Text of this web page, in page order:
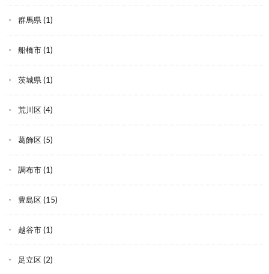
群馬県(1)
船橋市(1)
茨城県(1)
荒川区(4)
葛飾区(5)
調布市(1)
豊島区(15)
越谷市(1)
足立区(2)